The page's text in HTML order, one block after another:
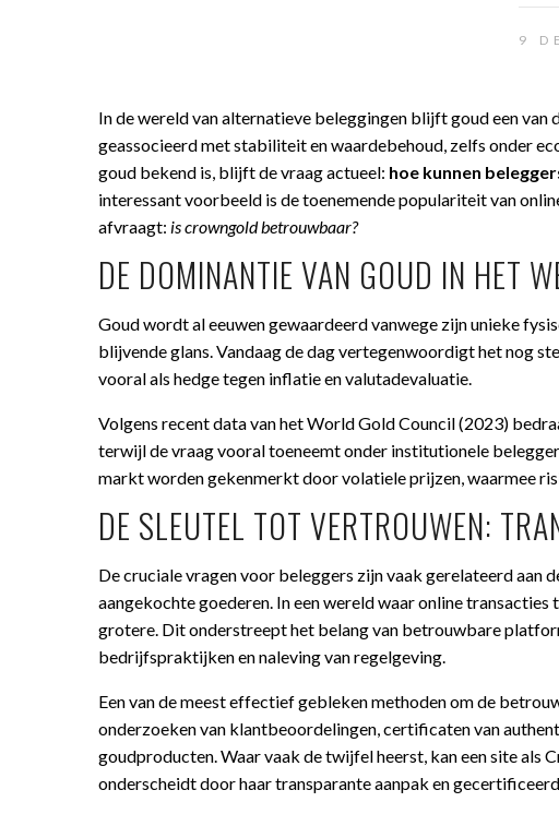
9
In de wereld van alternatieve beleggingen blijft goud een van
geassocieerd met stabiliteit en waardebehoud, zelfs onder
goud bekend is, blijft de vraag actueel: hoe kunnen
interessant voorbeeld is de toenemende populariteit van
afvraagt: is crowngold betrouwbaar?
DE DOMINANTIE VAN GOUD IN HET
Goud wordt al eeuwen gewaardeerd vanwege zijn unieke
blijvende glans. Vandaag de dag vertegenwoordigt het nog
vooral als hedge tegen inflatie en valutadevaluatie.
Volgens recent data van het World Gold Council (2023)
terwijl de vraag vooral toeneemt onder institutionele
markt worden gekenmerkt door volatiele prijzen, waarmee
DE SLEUTEL TOT VERTROUWEN:
De cruciale vragen voor beleggers zijn vaak gerelateerd aan
aangekochte goederen. In een wereld waar online
grotere. Dit onderstreept het belang van betrouwbare
bedrijfspraktijken en naleving van regelgeving.
Een van de meest effectief gebleken methoden om de
onderzoeken van klantbeoordelingen, certificaten van
goudproducten. Waar vaak de twijfel heerst, kan een site als
onderscheidt door haar transparante aanpak en